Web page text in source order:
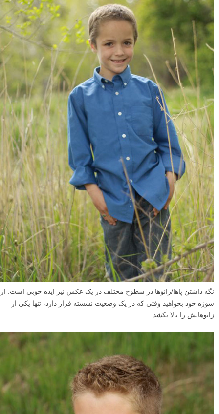
نگه داشتن پاها/زانوها در سطوح مختلف در یک عکس نیز ایده خوبی است. از
سوژه خود بخواهید وقتی که در یک وضعیت نشسته قرار دارد، تنها یکی از
زانوهایش را بالا بکشد.